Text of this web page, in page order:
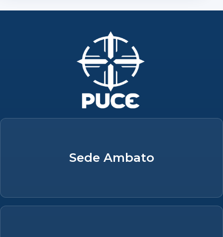
Sede Ambato